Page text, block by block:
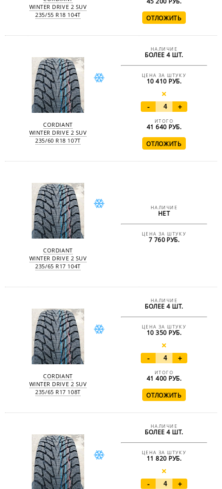
WINTER DRIVE 2 SUV
235/55 R18 104T
CORDIANT
WINTER DRIVE 2 SUV
235/60 R18 107T
НАЛИЧИЕ
БОЛЕЕ 4 ШТ.
ЦЕНА ЗА ШТУКУ
10 410 РУБ.
- +
ИТОГО
41 640 РУБ.
CORDIANT
WINTER DRIVE 2 SUV
235/65 R17 104T
НАЛИЧИЕ
НЕТ
ЦЕНА ЗА ШТУКУ
7 760 РУБ.
CORDIANT
WINTER DRIVE 2 SUV
235/65 R17 108T
НАЛИЧИЕ
БОЛЕЕ 4 ШТ.
ЦЕНА ЗА ШТУКУ
10 350 РУБ.
- +
ИТОГО
41 400 РУБ.
НАЛИЧИЕ
БОЛЕЕ 4 ШТ.
ЦЕНА ЗА ШТУКУ
11 820 РУБ.
- +